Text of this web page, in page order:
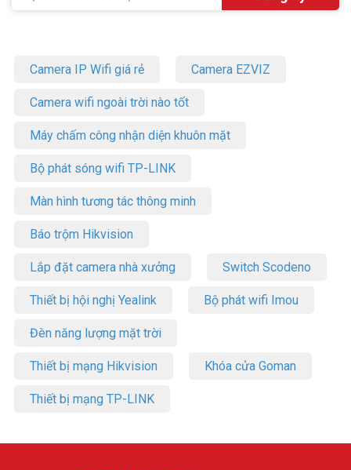
– Nút bấm hỗ trợ: Nút Menu – Nút Mở/Tắt nguồn
– Sản xuất tại: Trung Quốc
– Hãng: TP-Link
– 4G LTE Mobile Wi-Fi M7350
– Hướng dẫn cài đặt nhanh
Internet mang lại với bộ phát Wifi di động 4G LTE TP-Link M7350.
Camera IP Wifi giá rẻ Camera EZVIZ
Camera wifi ngoài trời nào tốt
Máy chấm công nhận diện khuôn mặt
Bộ phát sóng wifi TP-LINK
Màn hình tương tác thông minh
Báo trộm Hikvision
Lắp đặt camera nhà xưởng Switch Scodeno
Thiết bị hội nghị Yealink Bộ phát wifi Imou
Đèn năng lượng mặt trời
Thiết bị mạng Hikvision Khóa cửa Goman
Thiết bị mạng TP-LINK